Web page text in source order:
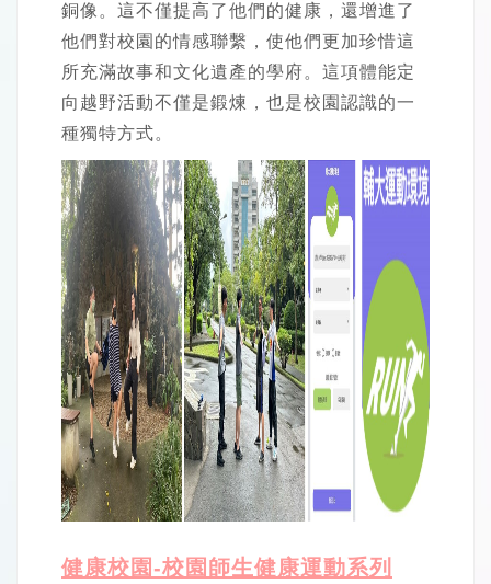
銅像。這不僅提高了他們的健康，還增進了
他們對校園的情感聯繫，使他們更加珍惜這
所充滿故事和文化遺產的學府。這項體能定
向越野活動不僅是鍛煉，也是校園認識的一
種獨特方式。
健康校園-校園師生健康運動系列